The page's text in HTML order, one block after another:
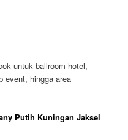
untuk ballroom hotel,
event, hingga area
Putih Kuningan Jaksel